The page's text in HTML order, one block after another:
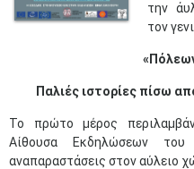
την
τον
Παλιές ιστορίες πίσω
Το πρώτο μέρος
Αίθουσα Εκδηλώσεων
αναπαραστάσεις στον αύλειο